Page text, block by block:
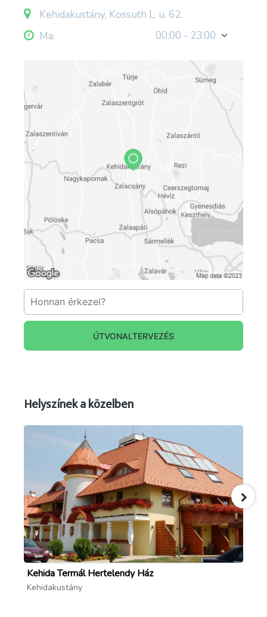
Kehidakustány, Kossuth L. u. 62.
Ma:
00:00 - 23:00
ÚTVONALTERVEZÉS
Helyszínek a közelben
Kehida Termál Hertelendy Ház
Kehidakustány